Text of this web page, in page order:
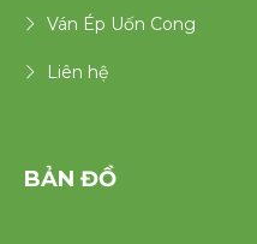
Ván Ép Uốn Cong
Liên hệ
BẢN ĐỒ